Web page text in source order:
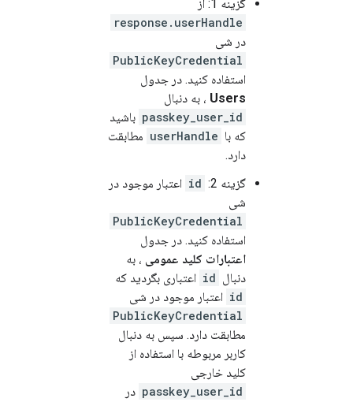
گزینه 1: از
response.userHandle
در شی
PublicKeyCredential
استفاده کنید. در جدول
Users ، به دنبال
passkey_user_id باشید
که با userHandle مطابقت
دارد.
گزینه 2:
id اعتبار موجود در
شی
PublicKeyCredential
استفاده کنید. در جدول
اعتبارات کلید عمومی ، به
دنبال id اعتباری بگردید که
id اعتبار موجود در شی
PublicKeyCredential
مطابقت دارد. سپس به دنبال
کاربر مربوطه با استفاده از
کلید خارجی
passkey_user_id در